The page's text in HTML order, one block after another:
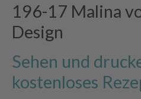
196-17 Malina
Design
Sehen und
kostenloses